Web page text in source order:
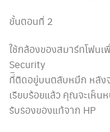
ขั้นตอนที่ 2
ใช้กล้องของสมาร์ทโฟน
Security
ที่ิติดอยู่บนตลับหมึก หลัง
เรียบร้อยแล้ว คุณจะเห็น
รับรองของแท้จาก HP